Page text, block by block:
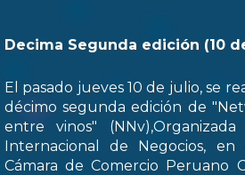
Decima Segunda edición (10
El pasado jueves 10 de julio, se
décimo segunda edición de
entre vinos"
Internacional de Negocios, en
Cámara de Comercio Peruano